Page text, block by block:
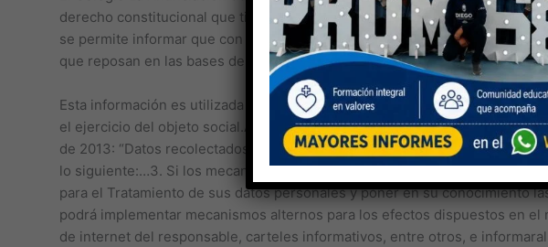
derecho constitucional que tienen todas las personas a conocer,
se permite informar que con anterioridad a la expedición del Decreto
que reposan en las bases de datos y archivos físicos de la Institución
Esta información es utilizada para los fines propios de nuestra Institución,
el ejercicio del objeto social.A fin de seguir tratando estos datos,
de 2013: “Datos recolectados antes de la expedición del presente
lo siguiente:…3. Si los mecanismos citados en el numeral 1 imponen al
para el Tratamiento de sus datos personales y poner en su conocimiento
podrá implementar mecanismos alternos para los efectos dispuestos en
de internet del responsable, carteles informativos, entre otros, e